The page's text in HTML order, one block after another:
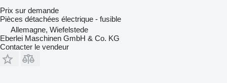
Prix sur demande
Pièces détachées électrique - fusible
Allemagne, Wiefelstede
Eberlei Maschinen GmbH & Co. KG
Contacter le vendeur